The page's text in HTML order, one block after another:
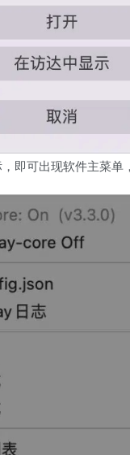
即可出现软件主菜单